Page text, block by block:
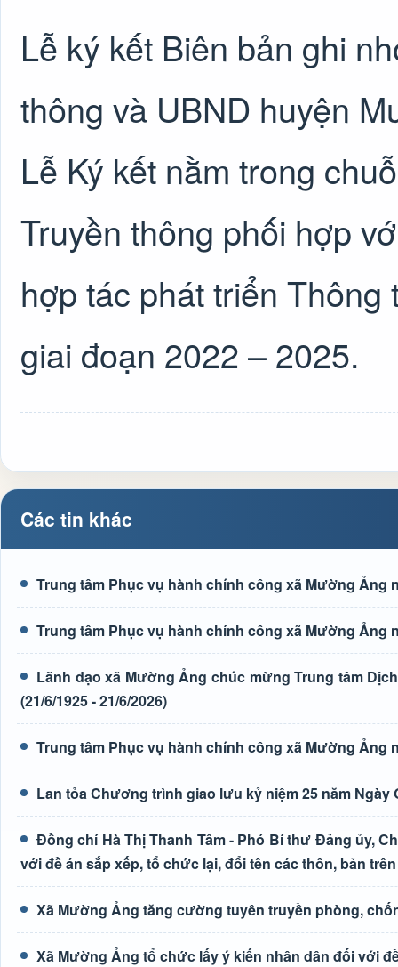
Lễ ký kết Biên bản ghi
thông và UBND huyện
Lễ Ký kết nằm trong
Truyền thông phối hợp
hợp tác phát triển
giai đoạn 2022 – 2025.
Các tin khác
Trung tâm Phục vụ hành chính công xã Mường Ảng
Trung tâm Phục vụ hành chính công xã Mường Ảng
Lãnh đạo xã Mường Ảng chúc mừng Trung tâm
(21/6/1925 - 21/6/2026)
Trung tâm Phục vụ hành chính công xã Mường Ảng
Lan tỏa Chương trình giao lưu kỷ niệm 25 năm Ngày
Đồng chí Hà Thị Thanh Tâm - Phó Bí thư Đảng ủy,
với đề án sắp xếp, tổ chức lại, đổi tên các thôn, bản
Xã Mường Ảng tăng cường tuyên truyền phòng,
Xã Mường Ảng tổ chức lấy ý kiến nhân dân đối với